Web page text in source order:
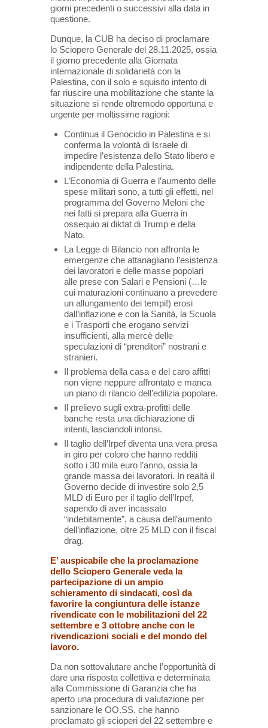
giorni precedenti o successivi alla data in
questione.
Dunque, la CUB ha deciso di proclamare
lo Sciopero Generale del 28.11.2025, ossia
il giorno precedente alla Giornata
internazionale di solidarietà con la
Palestina, con il solo e squisito intento di
far riuscire una mobilitazione che stante la
situazione si rende oltremodo opportuna e
urgente per moltissime ragioni:
Continua il Genocidio in Palestina e si
conferma la volontà di Israele di
impedire l’esistenza dello Stato libero e
indipendente della Palestina.
L’Economia di Guerra e l’aumento delle
spese militari sono, a tutti gli effetti, nel
programma del Governo Meloni che
nei fatti si prepara alla Guerra in
ossequio ai diktat di Trump e della
Nato.
La Legge di Bilancio non affronta le
emergenze che attanagliano l’esistenza
dei lavoratori e delle masse popolari
alle prese con Salari e Pensioni (…le
cui maturazioni continuano a prevedere
un allungamento dei tempi!) erosi
dall’inflazione e con la Sanità, la Scuola
e i Trasporti che erogano servizi
insufficienti, alla mercè delle
speculazioni di “prenditori” nostrani e
stranieri.
Il problema della casa e del caro affitti
non viene neppure affrontato e manca
un piano di rilancio dell’edilizia popolare.
Il prelievo sugli extra-profitti delle
banche resta una dichiarazione di
intenti, lasciandoli intonsi.
Il taglio dell’Irpef diventa una vera presa
in giro per coloro che hanno redditi
sotto i 30 mila euro l’anno, ossia la
grande massa dei lavoratori. In realtà il
Governo decide di investire solo 2,5
MLD di Euro per il taglio dell’Irpef,
sapendo di aver incassato
“indebitamente”, a causa dell’aumento
dell’inflazione, oltre 25 MLD con il fiscal
drag.
E’ auspicabile che la proclamazione
dello Sciopero Generale veda la
partecipazione di un ampio
schieramento di sindacati, così da
favorire la congiuntura delle istanze
rivendicate con le mobilitazioni del 22
settembre e 3 ottobre anche con le
rivendicazioni sociali e del mondo del
lavoro.
Da non sottovalutare anche l’opportunità di
dare una risposta collettiva e determinata
alla Commissione di Garanzia che ha
aperto una procedura di valutazione per
sanzionare le OO.SS. che hanno
proclamato gli scioperi del 22 settembre e